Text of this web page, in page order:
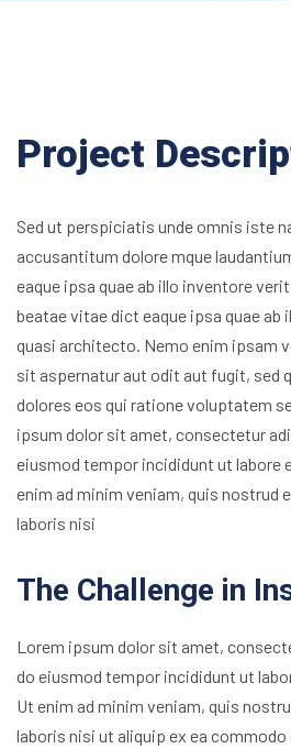
Project
Sed ut perspiciatis unde omnis iste
accusantitum dolore mque
eaque ipsa quae ab illo inventore
beatae vitae dict eaque ipsa quae
quasi architecto. Nemo enim ipsam
sit aspernatur aut odit aut fugit, sed
dolores eos qui ratione voluptatem
ipsum dolor sit amet, consectetur
eiusmod tempor incididunt ut labore
enim ad minim veniam, quis nostrud
laboris nisi
The Challenge in
Lorem ipsum dolor sit amet,
do eiusmod tempor incididunt ut
Ut enim ad minim veniam, quis
laboris nisi ut aliquip ex ea